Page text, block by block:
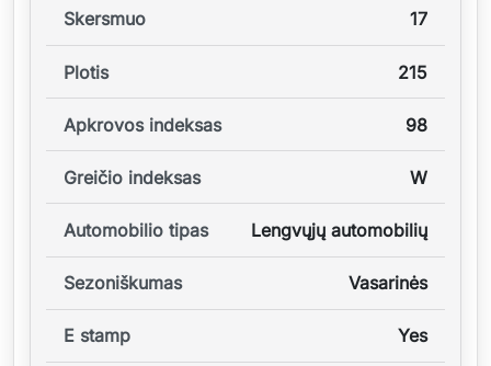
Skersmuo 17
Plotis 215
Apkrovos indeksas 98
Greičio indeksas W
Automobilio tipas Lengvųjų automobilių
Sezoniškumas Vasarinės
E stamp Yes